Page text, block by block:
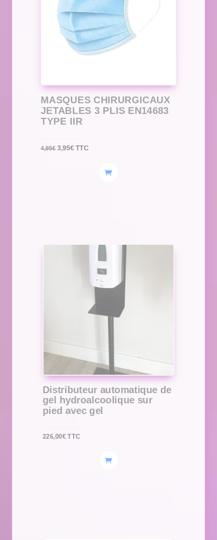
MASQUES CHIRURGICAUX
JETABLES 3 PLIS EN14683
TYPE IIR
4,95€ Le
3,95€Le
TTC
Distributeur automatique de
gel hydroalcoolique sur
pied avec gel
226,00€ TTC